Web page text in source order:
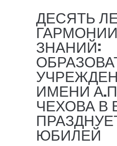
ДЕСЯТЬ
ЗНАНИЙ:
ИМЕНИ
ЧЕХОВА В
ЮБИЛЕЙ